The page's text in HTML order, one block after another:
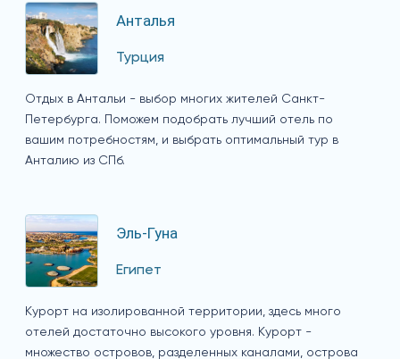
Анталья
Турция
Отдых в Антальи - выбор многих жителей Санкт-
Петербурга. Поможем подобрать лучший отель по
вашим потребностям, и выбрать оптимальный тур в
Анталию из СПб.
Эль-Гуна
Египет
Курорт на изолированной территории, здесь много
отелей достаточно высокого уровня. Курорт -
множество островов, разделенных каналами, острова